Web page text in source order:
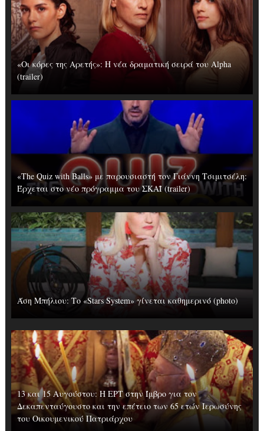
«Οι κόρες της Αρετής»: Η νέα δραματική σειρά του Alpha
(trailer)
«The Quiz with Balls» με παρουσιαστή τον Γιάννη Τσιμιτσέλη:
Έρχεται στο νέο πρόγραμμα του ΣΚΑΪ (trailer)
Άση Μπήλιου: Το «Stars System» γίνεται καθημερινό (photo)
13 και 15 Αυγούστου: Η ΕΡΤ στην Ίμβρο για τον
Δεκαπενταύγουστο και την επέτειο των 65 ετών Ιερωσύνης
του Οικουμενικού Πατριάρχου